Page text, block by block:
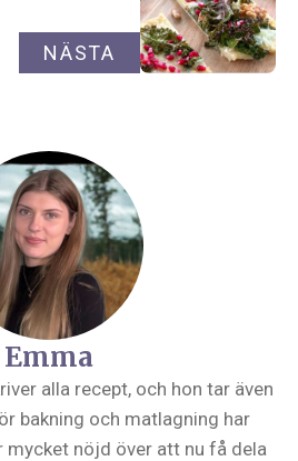
NÄSTA
Emma
alla recept, och hon tar även
bakning och matlagning har
mycket nöjd över att nu få dela